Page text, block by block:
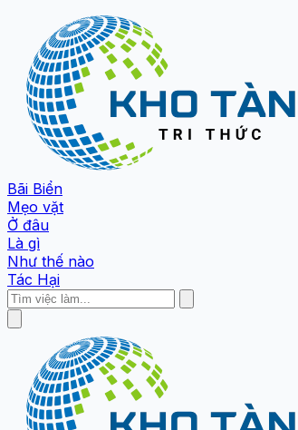
Bãi Biển
Mẹo vặt
Ở đâu
Là gì
Như thế nào
Tác Hại